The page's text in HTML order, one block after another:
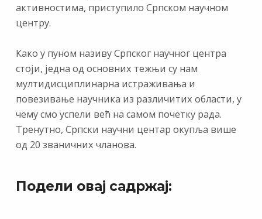
активностима, приступило Српском научном
центру.
Како у пуном називу Српског научног центра
стоји, једна од основних тежњи су нам
мултидисциплинарна истраживања и
повезивање научника из различитих области, у
чему смо успели већ на самом почетку рада.
Тренутно, Српски научни центар окупља више
од 20 званичних чланова.
Подели овај садржај: